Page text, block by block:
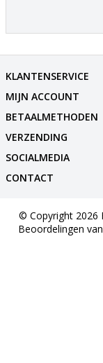
KLANTENSERVICE
MIJN ACCOUNT
BETAALMETHODEN
VERZENDING
SOCIALMEDIA
CONTACT
© Copyright 2026
Beoordelingen van